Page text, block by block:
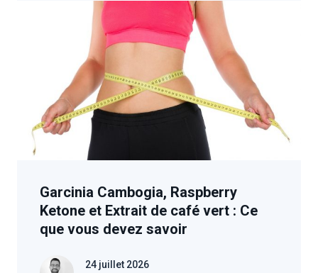
Garcinia Cambogia, Raspberry
Ketone et Extrait de café vert : Ce
que vous devez savoir
24 juillet 2026